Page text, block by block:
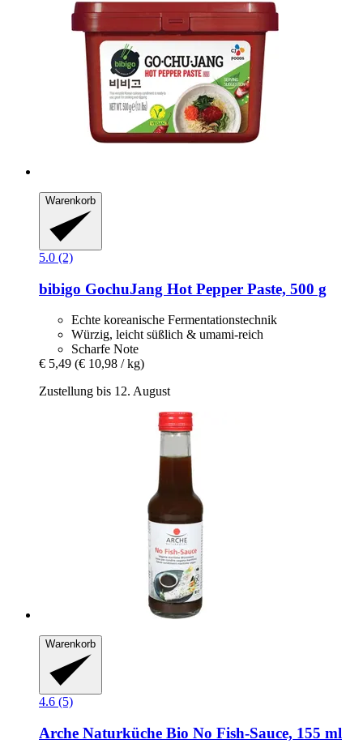
Warenkorb
5.0 (2)
bibigo GochuJang Hot Pepper Paste, 500 g
Echte koreanische Fermentationstechnik
Würzig, leicht süßlich & umami-reich
Scharfe Note
€ 5,49 (€ 10,98 / kg)
Zustellung bis 12. August
Warenkorb
4.6 (5)
Arche Naturküche Bio No Fish-​Sauce, 155 ml